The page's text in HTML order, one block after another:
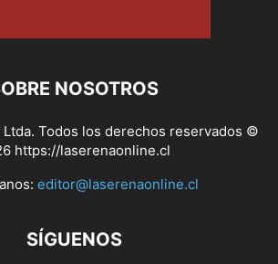
NOSOTROS
Ltda. Todos los derechos reservados ©
https://laserenaonline.cl
editor@laserenaonline.cl
SÍGUENOS